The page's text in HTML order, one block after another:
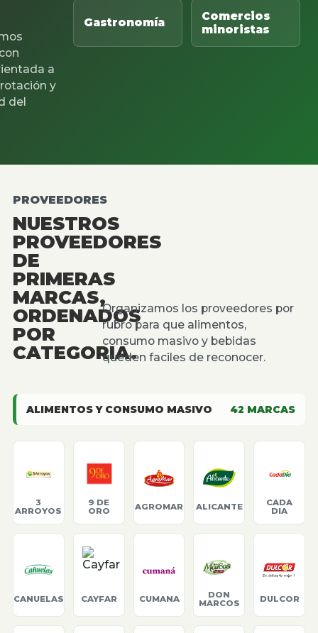
a
y
del
Gastronomía
Comercios
minoristas
PROVEEDORES
NUESTROS
PROVEEDORES
DE
PRIMERAS
MARCAS,
ORDENADOS
POR
CATEGORIA.
Organizamos los proveedores por
rubro para que alimentos,
consumo masivo y bebidas
queden faciles de reconocer.
ALIMENTOS Y CONSUMO MASIVO 42 MARCAS
3
ARROYOS
9 DE
ORO
AGROMAR ALICANTE
CADA
DIA
CANUELAS CAYFAR CUMANA
DON
MARCOS
DULCOR